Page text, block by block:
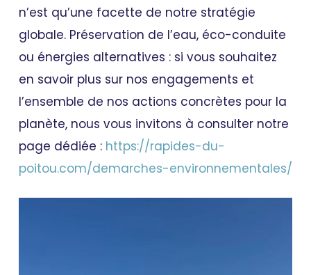
n’est qu’une facette de notre stratégie
globale. Préservation de l’eau, éco-conduite
ou énergies alternatives : si vous souhaitez
en savoir plus sur nos engagements et
l’ensemble de nos actions concrètes pour la
planète, nous vous invitons à consulter notre
page dédiée : https://rapides-du-
poitou.com/demarches-environnementales/